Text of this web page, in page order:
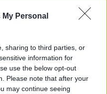
Personal
sharing to third parties, or
information for
use the below opt-out
Please note that after your
may continue seeing